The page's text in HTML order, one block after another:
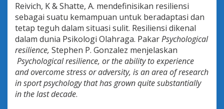
Reivich, K & Shatte, A. mendefinisikan resiliensi
sebagai suatu kemampuan untuk beradaptasi dan
tetap teguh dalam situasi sulit. Resiliensi dikenal
dalam dunia Psikologi Olahraga. PakarPsychological
resilience, Stephen P. Gonzalez menjelaskan
Psychological resilience, or the ability to experience
and overcome stress or adversity, is an area of research
in sport psychology that has grown quite substantially
in the last decade.